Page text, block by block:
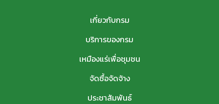
เกี่ยวกับกรม
บริการของกรม
เหมืองแร่เพื่อชุมชน
จัดซื้อจัดจ้าง
ประชาสัมพันธ์